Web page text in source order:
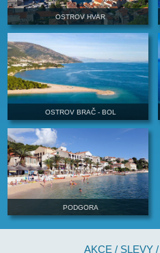
ROGOZNICA, RAŽANJ
SEVID
OSTROV HVAR